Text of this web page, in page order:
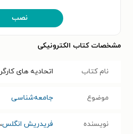
نصب
مشخصات کتاب الکترونیکی
نام کتاب اتحادیه های
موضوع جامعه‌شناسی
نویسنده فریدریش انگلس